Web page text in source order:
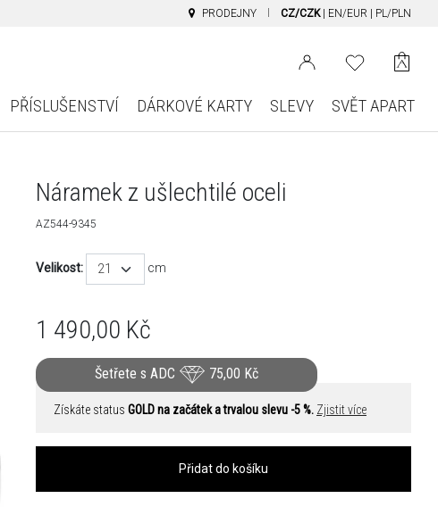
PRODEJNY CZ/CZK EN/EUR PL/PLN
PŘÍSLUŠENSTVÍ DÁRKOVÉ KARTY SLEVY SVĚT APART
Náramek z ušlechtilé oceli
AZ544-9345
Velikost: 21 cm
1 490,00 Kč
Šetřete s ADC 75,00 Kč
Získáte status GOLD na začátek a trvalou slevu -5 %. Zjistit více
Přidat do košíku